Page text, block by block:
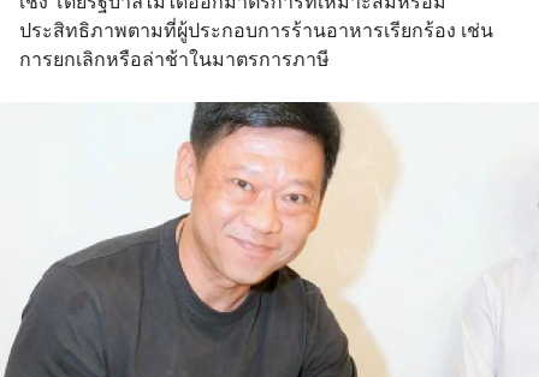
นั้น
ประสิทธิภาพตามที่ผู้ประกอบการร้านอาหารเรียกร้อง เช่น
การยกเลิกหรือล่าช้าในมาตรการภาษี